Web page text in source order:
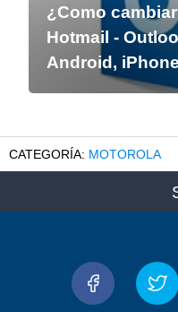
¿Como
Hotmail -
Android,
MOTOROLA